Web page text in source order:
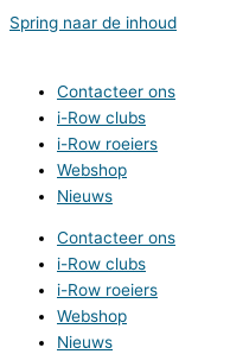
Spring naar de inhoud
Contacteer ons
i-Row clubs
i-Row roeiers
Webshop
Nieuws
Contacteer ons
i-Row clubs
i-Row roeiers
Webshop
Nieuws